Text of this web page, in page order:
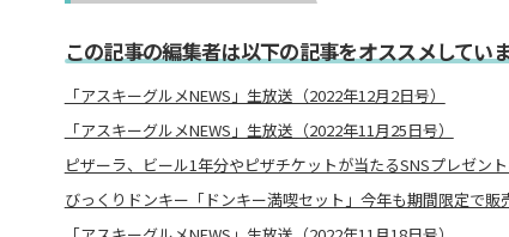
この記事の編集者は以下の記事をオススメしてい
「アスキーグルメNEWS」生放送（2022年12月2日号）
「アスキーグルメNEWS」生放送（2022年11月25日号）
ピザーラ、ビール1年分やピザチケットが当たるSNSプレゼン
びっくりドンキー「ドンキー満喫セット」今年も期間限定で販